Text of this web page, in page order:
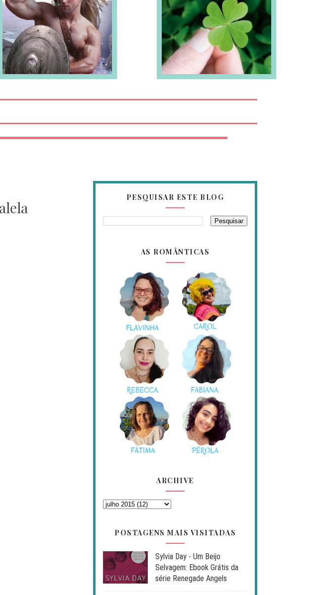
LEIA MAIS
PESQUISAR ESTE BLOG
AS ROMÂNTICAS
ARCHIVE
POSTAGENS MAIS VISITADAS
Sylvia Day - Um Beijo
Selvagem: Ebook Grátis da
série Renegade Angels